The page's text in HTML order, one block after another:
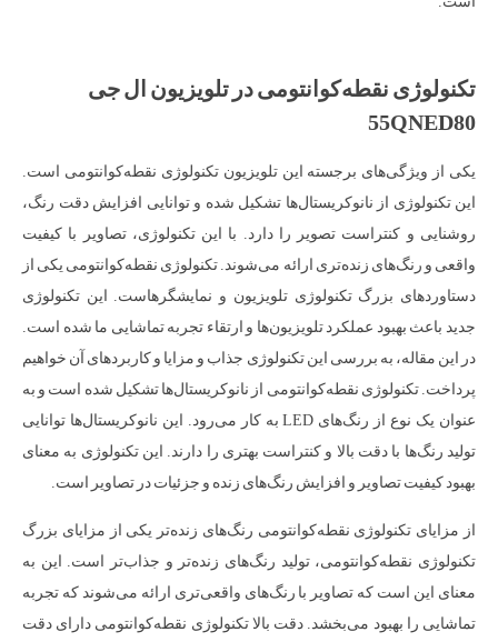
تکنولوژی نقطه‌کوانتومی در تلویزیون ال جی
55QNED80
یکی از ویژگی‌های برجسته این تلویزیون تکنولوژی نقطه‌کوانتومی است.
این تکنولوژی از نانو‌کریستال‌ها تشکیل شده و توانایی افزایش دقت رنگ،
روشنایی و کنتراست تصویر را دارد. با این تکنولوژی، تصاویر با کیفیت
واقعی و رنگ‌های زنده‌تری ارائه می‌شوند. تکنولوژی نقطه‌کوانتومی یکی از
دستاوردهای بزرگ تکنولوژی تلویزیون و نمایشگرهاست. این تکنولوژی
جدید باعث بهبود عملکرد تلویزیون‌ها و ارتقاء تجربه تماشایی ما شده است.
در این مقاله، به بررسی این تکنولوژی جذاب و مزایا و کاربردهای آن خواهیم
پرداخت. تکنولوژی نقطه‌کوانتومی از نانو‌کریستال‌ها تشکیل شده است و به
عنوان یک نوع از رنگ‌های LED به کار می‌رود. این نانو‌کریستال‌ها توانایی
تولید رنگ‌ها با دقت بالا و کنتراست بهتری را دارند. این تکنولوژی به معنای
بهبود کیفیت تصاویر و افزایش رنگ‌های زنده و جزئیات در تصاویر است.
از مزایای تکنولوژی نقطه‌کوانتومی رنگ‌های زنده‌تر یکی از مزایای بزرگ
تکنولوژی نقطه‌کوانتومی، تولید رنگ‌های زنده‌تر و جذاب‌تر است. این به
معنای این است که تصاویر با رنگ‌های واقعی‌تری ارائه می‌شوند که تجربه
تماشایی را بهبود می‌بخشد. دقت بالا تکنولوژی نقطه‌کوانتومی دارای دقت